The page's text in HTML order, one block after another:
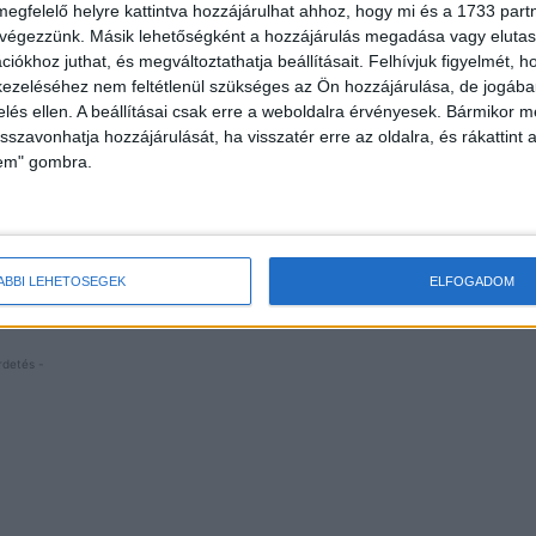
helyre kattintva hozzájárulhat ahhoz, hogy mi és a 1733
Másik lehetőségként a hozzájárulás megadása vagy
juthat, és megváltoztathatja beállításait. Felhívjuk figyelmét,
nem feltétlenül szükséges az Ön hozzájárulása, de
ellen. A beállításai csak erre a weboldalra érvényesek. Bármikor
hozzájárulását, ha visszatér erre az oldalra, és rákattint
gombra.
LEHETŐSÉGEK ELFOGADOM
Vezetékes fronton erősít a Telekom
Archív 2017. május 16.
Flip néven új márkát indít ma útjára a Telekom. A
-